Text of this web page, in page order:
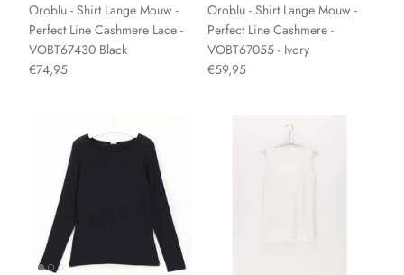
Oroblu - Shirt Lange Mouw -
Perfect Line Cashmere Lace -
VOBT67430 Black
€74,95
Oroblu - Shirt Lange Mouw -
Perfect Line Cashmere -
VOBT67055 - Ivory
€59,95